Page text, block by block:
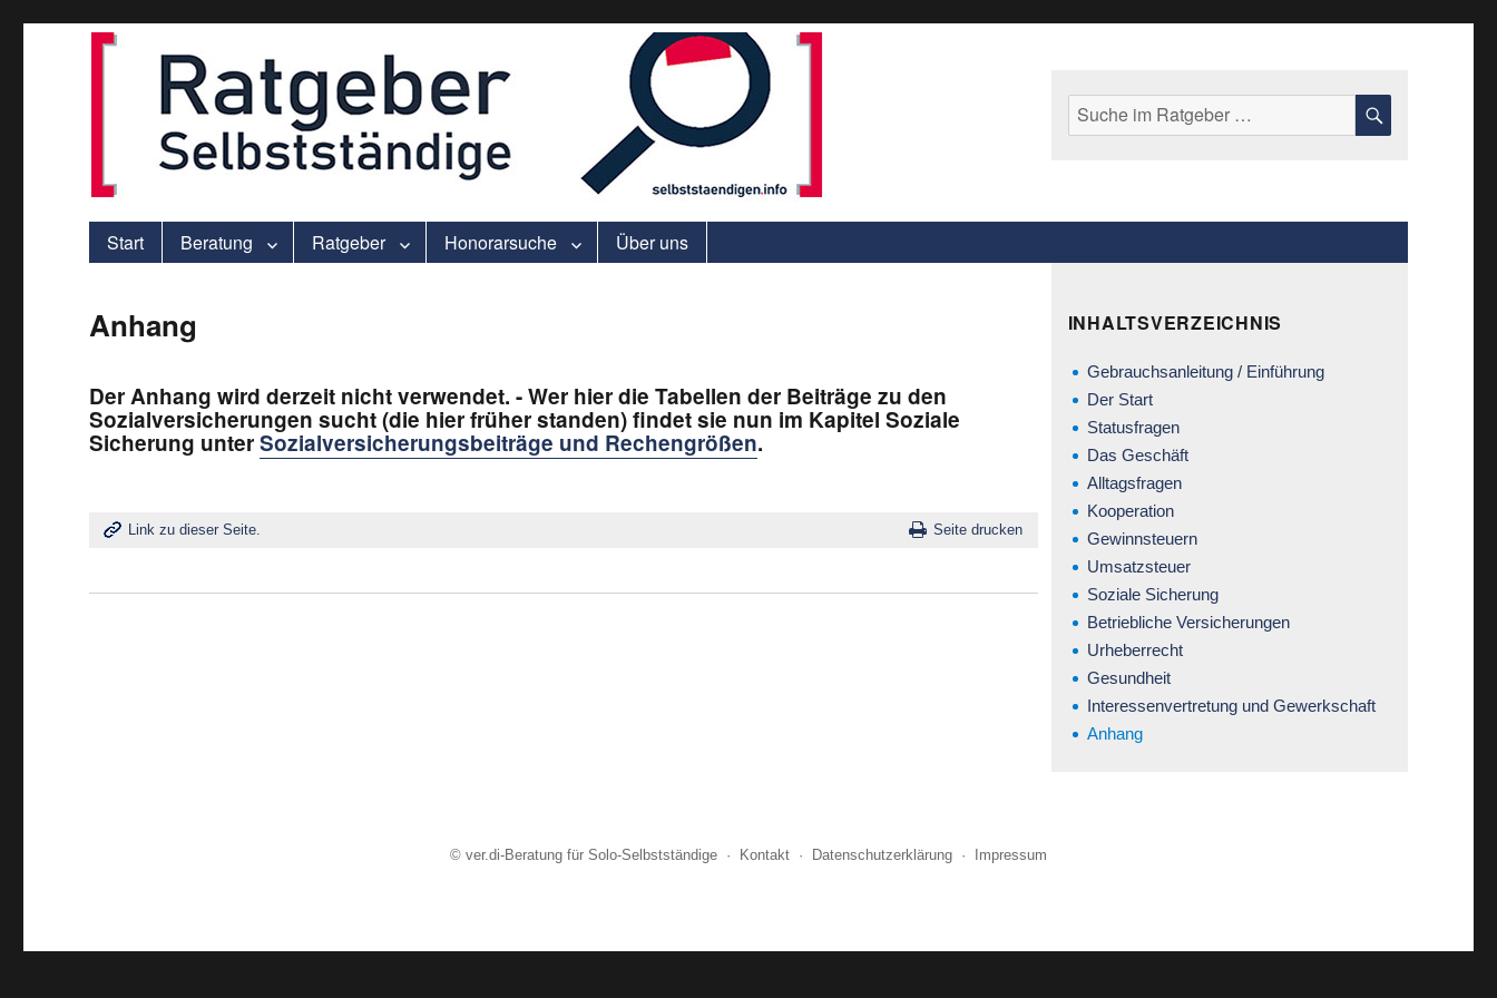
selbststaendigen.info
ver.di-Beratung für Solo-Selbstständige – praxisnah und individuell.
Suche
nach:
Start Beratung Ratgeber Honorarsuche Über uns
Anhang
Der Anhang wird derzeit nicht verwendet. - Wer hier die Tabellen der Beiträge zu den
Sozialversicherungen sucht (die hier früher standen) findet sie nun im Kapitel Soziale
Sicherung unterSozialversicherungsbeiträge und Rechengrößen.
Link zu dieser Seite. Seite drucken
INHALTSVERZEICHNIS
Gebrauchsanleitung / Einführung
Der Start
Statusfragen
Das Geschäft
Alltagsfragen
Kooperation
Gewinnsteuern
Umsatzsteuer
Soziale Sicherung
Betriebliche Versicherungen
Urheberrecht
Gesundheit
Interessenvertretung und Gewerkschaft
Anhang
© ver.di-Beratung für Solo-Selbstständige · Kontakt · Datenschutzerklärung · Impressum